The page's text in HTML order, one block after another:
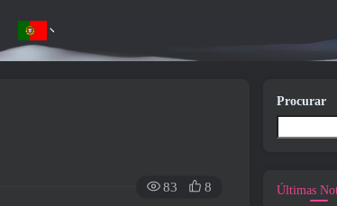
83 8
Procurar
Últimas